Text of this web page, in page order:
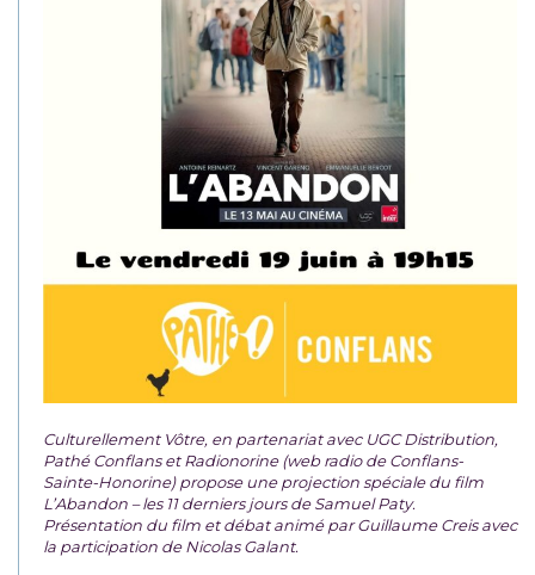
Culturellement Vôtre, en partenariat avec UGC Distribution,
Pathé Conflans et Radionorine (web radio de Conflans-
Sainte-Honorine) propose une projection spéciale du film
L’Abandon – les 11 derniers jours de Samuel Paty.
Présentation du film et débat animé par Guillaume Creis avec
la participation de Nicolas Galant.